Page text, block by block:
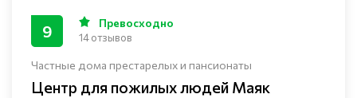
Частные дома престарелых и пансионаты
Центр для пожилых людей Маяк
9 Превосходно
14 отзывов